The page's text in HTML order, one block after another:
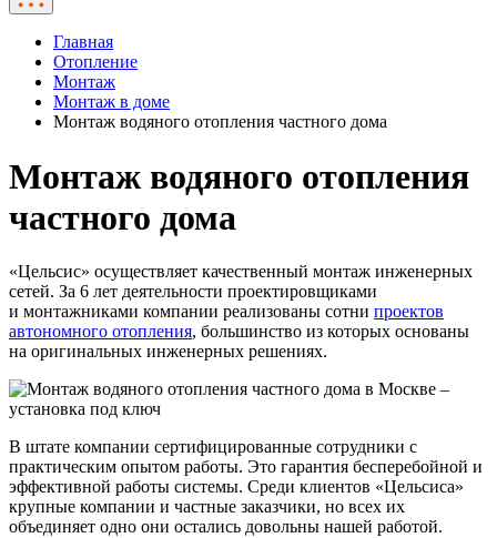
Главная
Отопление
Монтаж
Монтаж в доме
Монтаж водяного отопления частного дома
Монтаж водяного отопления
частного дома
«Цельсис» осуществляет качественный монтаж инженерных
сетей. За 6 лет деятельности проектировщиками
и монтажниками компании реализованы сотни проектов
автономного отопления, большинство из которых основаны
на оригинальных инженерных решениях.
В штате компании сертифицированные сотрудники с
практическим опытом работы. Это гарантия бесперебойной и
эффективной работы системы. Среди клиентов «Цельсиса»
крупные компании и частные заказчики, но всех их
объединяет одно они остались довольны нашей работой.